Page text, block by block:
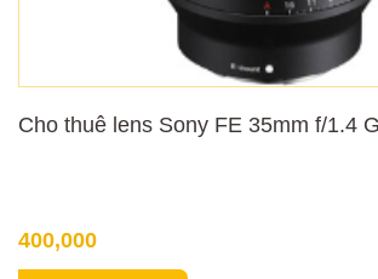
Cho thuê lens Sony FE 35mm f/1.4
400,000